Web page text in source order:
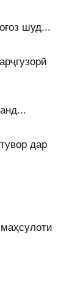
шуд...
дар